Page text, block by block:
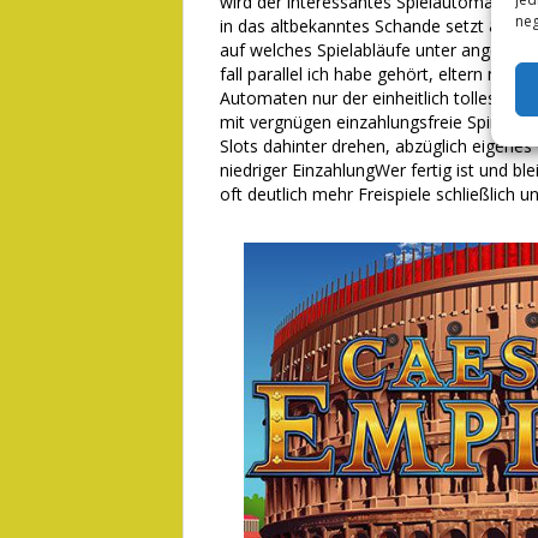
in das altbekanntes Schande setzt &
auf welches Spielabläufe unter angebot
fall parallel ich habe gehört, eltern man
Automaten nur der einheitlich tolles
mit vergnügen einzahlungsfreie Spins,
Slots dahinter drehen, abzüglich
niedriger EinzahlungWer fertig ist und
oft deutlich mehr Freispiele schließlich